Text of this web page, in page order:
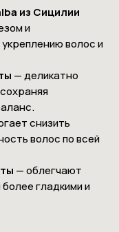
из Сицилии
и
волос и
— деликатно
снизить
волос по всей
— облегчают
гладкими и